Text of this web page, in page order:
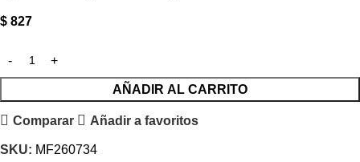
$ 827
AÑADIR AL CARRITO
Comparar Añadir a favoritos
SKU: MF260734